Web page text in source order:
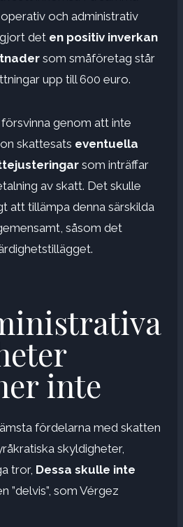
och administrativ
det en positiv inverkan
som småföretag står
upp till 600 euro.
genom att inte
skattesats eventuella
som inträffar
av skatt. Det skulle
att tillämpa denna särskilda
såsom det
inte
fördelarna med skatten
skyldigheter,
tror, Dessa skulle inte
”delvis”, som Vérgez